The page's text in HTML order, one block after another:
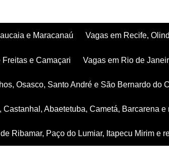
e Maracanaú Vagas em Recife,
e Camaçari Vagas em Rio de
Osasco, Santo André e São Bernardo do
Abaetetuba, Cametá, Barcarena e
Ribamar, Paço do Lumiar, Itapecu Mirim e